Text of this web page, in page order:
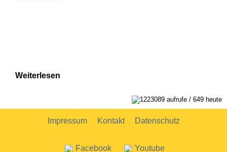
Weiterlesen
1223089 aufrufe / 649 heute
Impressum Kontakt Datenschutz
Facebook Youtube